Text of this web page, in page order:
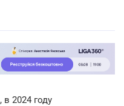
, в 2024 году